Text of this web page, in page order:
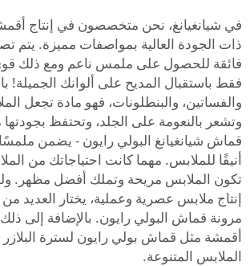
في شيانغيانغ، نحن متخصصون في إنتاج
ذات الجودة العالية بمواصفات مميزة. يتم
فائقة للحصول على ملمس ناعم ومع ذلك
فقط باستقبال المديح على ألوانك الجميلة!
والفساتين، والبنطلونات، فهو مادة تجعل
وتشعر بالنعومة على الجلد، وتحتفظ
قماش شيانغيانغ البولي رايون - يضمن
أنيقًا للملابس. مهما كانت احتياجاتك من
تكون الملابس مريحة وتملك أفضل مظهر.
إنتاج ملابس عصرية وعملية، يختار العديد
مرونة قماش البولي رايون. بالإضافة إلى
أقمشة مثل قماش بولي رايون لسترة البلازر
الملابس المتنوعة.